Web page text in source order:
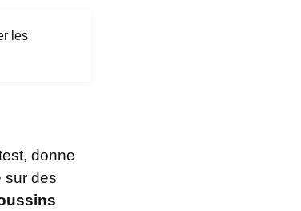
les
donne
sur des